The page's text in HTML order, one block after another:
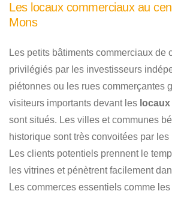
Les locaux commerciaux au
Mons
Les petits bâtiments commerciaux de
privilégiés par les investisseurs
piétonnes ou les rues commerçantes
visiteurs importants devant les
sont situés. Les villes et communes
historique sont très convoitées par les
Les clients potentiels prennent le
les vitrines et pénètrent facilement
Les commerces essentiels comme